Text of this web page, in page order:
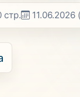
стр. 11.06.2026